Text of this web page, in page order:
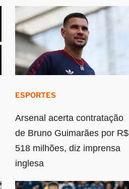
ESPORTES
Arsenal acerta contratação
de Bruno Guimarães por R$
518 milhões, diz imprensa
inglesa